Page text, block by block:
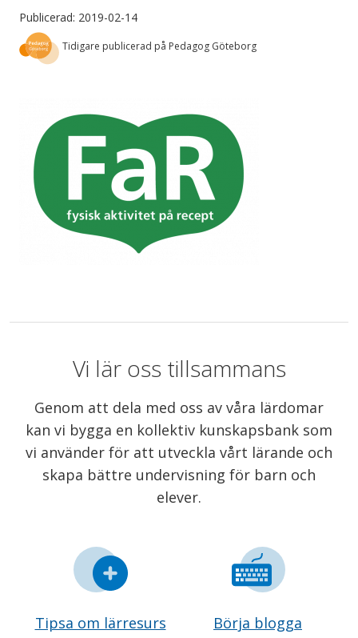
Publicerad: 2019-02-14
Tidigare publicerad på Pedagog Göteborg
Vi lär oss tillsammans
Genom att dela med oss av våra lärdomar
kan vi bygga en kollektiv kunskapsbank som
vi använder för att utveckla vårt lärande och
skapa bättre undervisning för barn och
elever.
Tipsa om lärresurs Börja blogga